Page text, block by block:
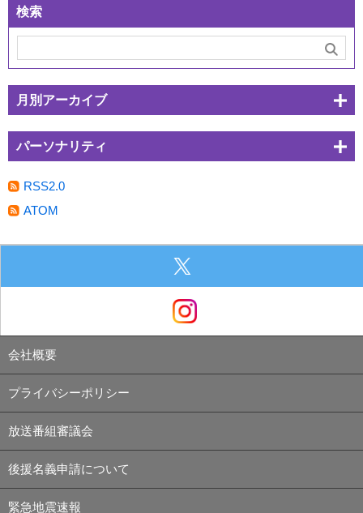
検索
月別アーカイブ
パーソナリティ
RSS2.0
ATOM
会社概要
プライバシーポリシー
放送番組審議会
後援名義申請について
緊急地震速報